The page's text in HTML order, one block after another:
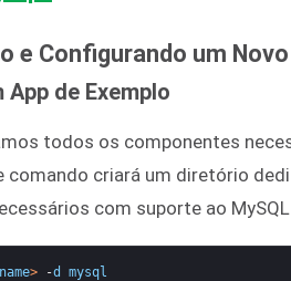
e Configurando um
App de Exemplo
todos os componentes
comando criará um diretório
com suporte ao
> -d mysql